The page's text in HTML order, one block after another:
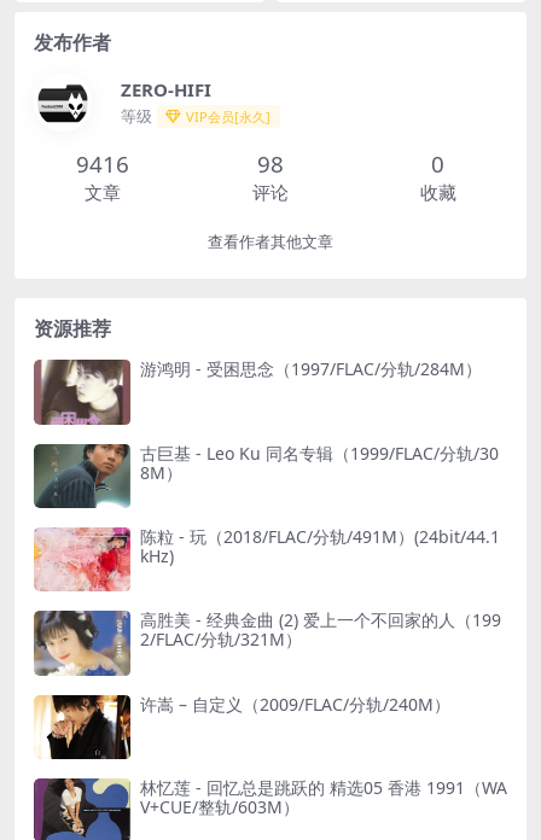
发布作者
ZERO-HIFI
等级 VIP会员[永久]
9416
文章
98
评论
0
收藏
查看作者其他文章
资源推荐
游鸿明 - 受困思念（1997/FLAC/分轨/284M）
古巨基 - Leo Ku 同名专辑（1999/FLAC/分轨/30
8M）
陈粒 - 玩（2018/FLAC/分轨/491M）(24bit/44.1
kHz)
高胜美 - 经典金曲 (2) 爱上一个不回家的人（199
2/FLAC/分轨/321M）
许嵩 – 自定义（2009/FLAC/分轨/240M）
林忆莲 - 回忆总是跳跃的 精选05 香港 1991（WA
V+CUE/整轨/603M）